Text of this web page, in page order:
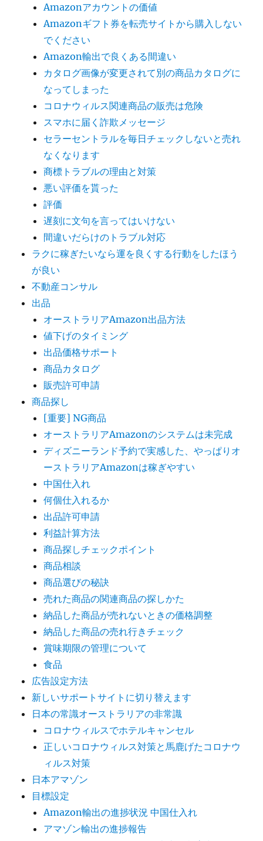
Amazonアカウントの価値
Amazonギフト券を転売サイトから購入しない
でください
Amazon輸出で良くある間違い
カタログ画像が変更されて別の商品カタログに
なってしまった
コロナウィルス関連商品の販売は危険
スマホに届く詐欺メッセージ
セラーセントラルを毎日チェックしないと売れ
なくなります
商標トラブルの理由と対策
悪い評価を貰った
評価
遅刻に文句を言ってはいけない
間違いだらけのトラブル対応
ラクに稼ぎたいなら運を良くする行動をしたほう
が良い
不動産コンサル
出品
オーストラリアAmazon出品方法
値下げのタイミング
出品価格サポート
商品カタログ
販売許可申請
商品探し
[重要] NG商品
オーストラリアAmazonのシステムは未完成
ディズニーランド予約で実感した、やっぱりオ
ーストラリアAmazonは稼ぎやすい
中国仕入れ
何個仕入れるか
出品許可申請
利益計算方法
商品探しチェックポイント
商品相談
商品選びの秘訣
売れた商品の関連商品の探しかた
納品した商品が売れないときの価格調整
納品した商品の売れ行きチェック
賞味期限の管理について
食品
広告設定方法
新しいサポートサイトに切り替えます
日本の常識オーストラリアの非常識
コロナウィルスでホテルキャンセル
正しいコロナウィルス対策と馬鹿げたコロナウ
ィルス対策
日本アマゾン
目標設定
Amazon輸出の進捗状況 中国仕入れ
アマゾン輸出の進捗報告